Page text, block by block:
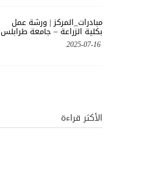
مبادرات_المركز | ورشة عمل
بكلية الزراعة – جامعة طرابلس
2025-07-16
الأكثر قراءة